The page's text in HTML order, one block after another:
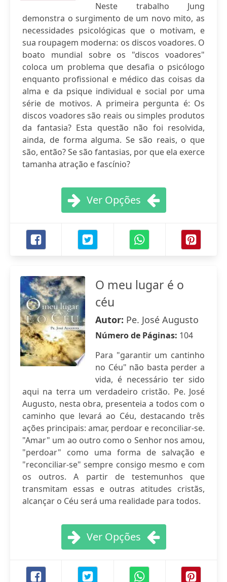
Neste trabalho Jung
demonstra o surgimento de um novo mito, as
necessidades psicológicas que o motivam, e
sua roupagem moderna: os discos voadores. O
boato mundial sobre os "discos voadores"
coloca um problema que desafia o psicólogo
enquanto profissional e médico das coisas da
alma e da psique individual e social por uma
série de motivos. A primeira pergunta é: Os
discos voadores são reais ou simples produtos
da fantasia? Esta questão não foi resolvida,
ainda, de forma alguma. Se são reais, o que
são, então? Se são fantasias, por que ela exerce
tamanha atração e fascínio?
Ver Opções
O meu lugar é o
céu
Autor: Pe. José Augusto
Número de Páginas: 104
Para "garantir um cantinho
no Céu" não basta perder a
vida, é necessário ter sido
aqui na terra um verdadeiro cristão. Pe. José
Augusto, nesta obra, presenteia a todos com o
caminho que levará ao Céu, destacando três
ações principais: amar, perdoar e reconciliar-se.
"Amar" um ao outro como o Senhor nos amou,
"perdoar" como uma forma de salvação e
"reconciliar-se" sempre consigo mesmo e com
os outros. A partir de testemunhos que
transmitam essas e outras atitudes cristãs,
alcançar o Céu será uma realidade para todos.
Ver Opções